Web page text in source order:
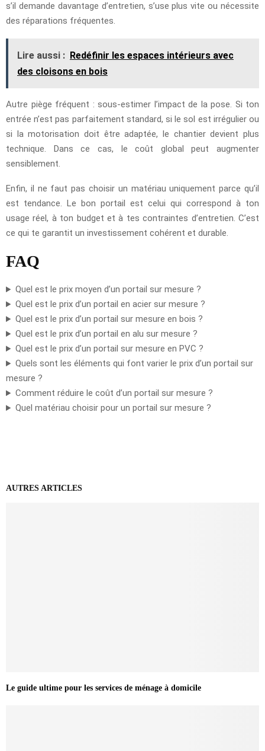
s’il demande davantage d’entretien, s’use plus vite ou nécessite
des réparations fréquentes.
Lire aussi : Redéfinir les espaces intérieurs avec
des cloisons en bois
Autre piège fréquent : sous-estimer l’impact de la pose. Si ton
entrée n’est pas parfaitement standard, si le sol est irrégulier ou
si la motorisation doit être adaptée, le chantier devient plus
technique. Dans ce cas, le coût global peut augmenter
sensiblement.
Enfin, il ne faut pas choisir un matériau uniquement parce qu’il
est tendance. Le bon portail est celui qui correspond à ton
usage réel, à ton budget et à tes contraintes d’entretien. C’est
ce qui te garantit un investissement cohérent et durable.
FAQ
Quel est le prix moyen d’un portail sur mesure ?
Quel est le prix d’un portail en acier sur mesure ?
Quel est le prix d’un portail sur mesure en bois ?
Quel est le prix d’un portail en alu sur mesure ?
Quel est le prix d’un portail sur mesure en PVC ?
Quels sont les éléments qui font varier le prix d’un portail sur
mesure ?
Comment réduire le coût d’un portail sur mesure ?
Quel matériau choisir pour un portail sur mesure ?
AUTRES ARTICLES
Le guide ultime pour les services de ménage à domicile